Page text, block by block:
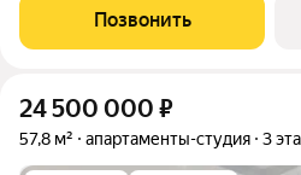
на 8 этаже в секции 1.2. В лоте 2
видами на внутренний
Позвонить
24 500 000 ₽
57,8 м² апартаменты-студия 3